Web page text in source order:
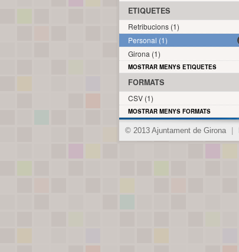
ETIQUETES
Retribucions (1)
Personal (1)
Girona (1)
MOSTRAR MENYS ETIQUETES
FORMATS
CSV (1)
MOSTRAR MENYS FORMATS
© 2013 Ajuntament de Girona